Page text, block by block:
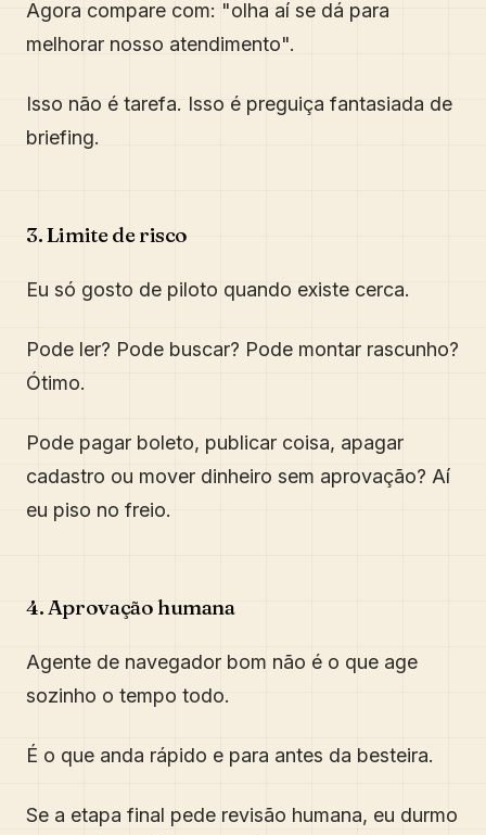
Agora compare com: "olha aí se dá para
melhorar nosso atendimento".
Isso não é tarefa. Isso é preguiça fantasiada de
briefing.
3. Limite de risco
Eu só gosto de piloto quando existe cerca.
Pode ler? Pode buscar? Pode montar rascunho?
Ótimo.
Pode pagar boleto, publicar coisa, apagar
cadastro ou mover dinheiro sem aprovação? Aí
eu piso no freio.
4. Aprovação humana
Agente de navegador bom não é o que age
sozinho o tempo todo.
É o que anda rápido e para antes da besteira.
Se a etapa final pede revisão humana, eu durmo